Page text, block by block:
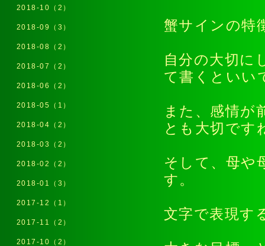
蟹サインの特
自分の大切に
て書くといい
また、感情が
とも大切です
そして、母や
す。
文字で表現す
2018-10（2）
2018-09（3）
2018-08（2）
2018-07（2）
2018-06（2）
2018-05（1）
2018-04（2）
2018-03（2）
2018-02（2）
2018-01（3）
2017-12（1）
2017-11（2）
2017-10（2）